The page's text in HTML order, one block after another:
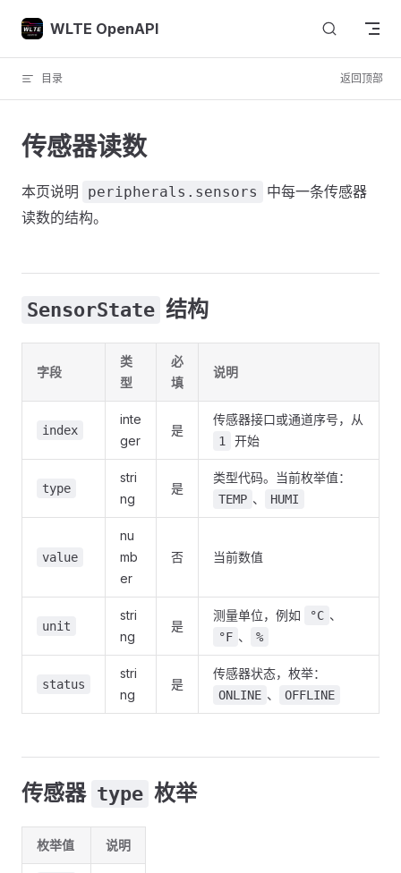
Skip to content
WLTE OpenAPI
目录 返回顶部
传感器读数
本页说明 peripherals.sensors
中每一条传感器
读数的结构。
SensorState 结构
字段
类
型
必
填
说明
index
inte
ger
是
传感器接口或通道序号，从
1 开始
type
stri
ng
是
类型代码。当前枚举值：
TEMP 、 HUMI
value
nu
mb
er
否 当前数值
unit
stri
ng
是
测量单位，例如 °C 、
°F 、 %
status
stri
ng
是
传感器状态，枚举：
ONLINE 、 OFFLINE
传感器 type 枚举
枚举值 说明